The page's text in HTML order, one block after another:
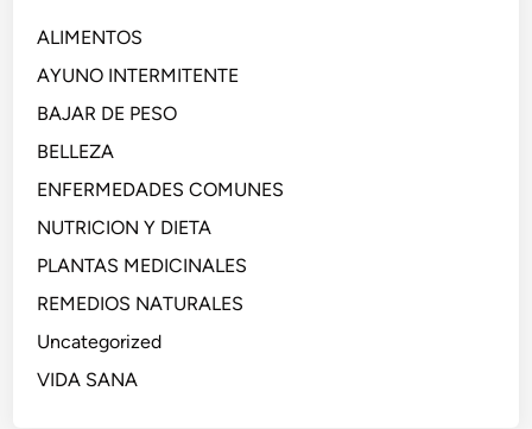
ALIMENTOS
AYUNO INTERMITENTE
BAJAR DE PESO
BELLEZA
ENFERMEDADES COMUNES
NUTRICION Y DIETA
PLANTAS MEDICINALES
REMEDIOS NATURALES
Uncategorized
VIDA SANA